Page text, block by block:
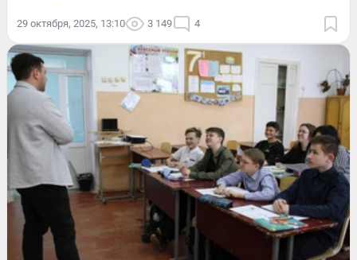
29 октября, 2025, 13:10 3 149 4